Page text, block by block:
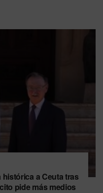
a Ceuta tras
pide más medios